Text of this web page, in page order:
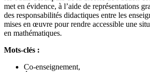
met en évidence, à l’aide de représentations
des responsabilités didactiques entre les
mises en œuvre pour rendre accessible une
en mathématiques.
Mots-clés :
Co-enseignement,